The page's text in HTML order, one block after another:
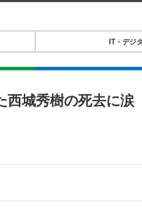
IT・デジタルTOP
IT・デジ
城秀樹の死去に涙